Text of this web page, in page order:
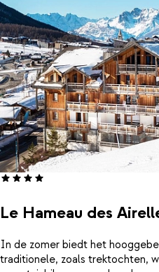
Le Hameau des
In de zomer biedt het
traditionele, zoals trektochten,